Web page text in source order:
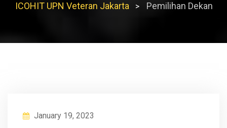
ICOHIT UPN Veteran Jakarta > Pemilihan Dekan
January 19, 2023